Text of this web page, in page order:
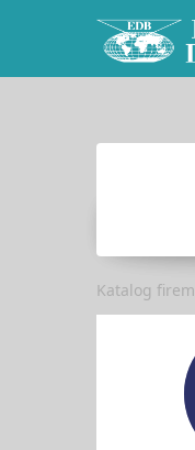
Katalog firem